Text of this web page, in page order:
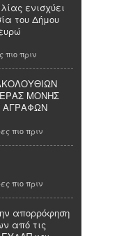
ενισχύει
του Δήμου
πιο πριν
ΜΟΝΗΣ
ΑΓΡΑΦΩΝ
πιο πριν
πιο πριν
απορρόφηση
από τις